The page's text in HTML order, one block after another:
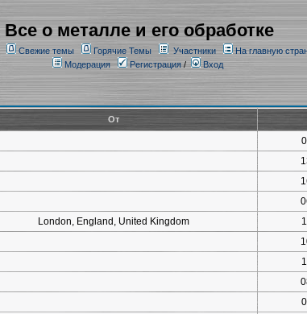
Все о металле и его обработке
Свежие темы Горячие Темы Участники
На главную
Модерация
Регистрация/ Вход
От
London, England, United Kingdom